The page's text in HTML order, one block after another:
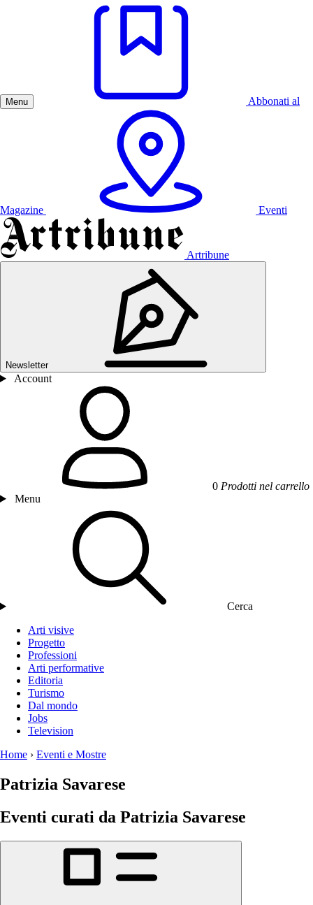
Menu Abbonati al
Magazine Eventi
Artribune
Newsletter
Account
0 Prodotti nel carrello
Menu
Cerca
Arti visive
Progetto
Professioni
Arti performative
Editoria
Turismo
Dal mondo
Jobs
Television
Home › Eventi e Mostre
Patrizia Savarese
Eventi curati da Patrizia Savarese